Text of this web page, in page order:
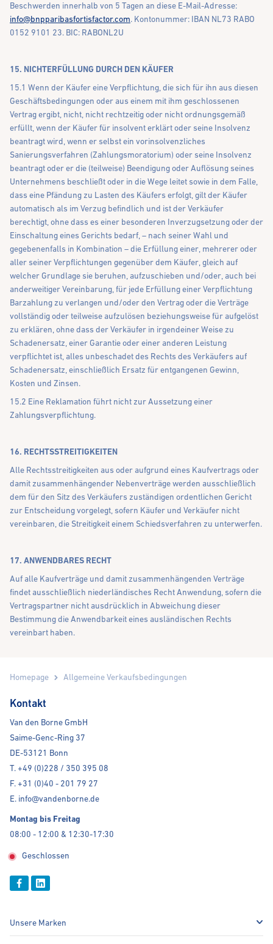
Beschwerden innerhalb von 5 Tagen an diese E-Mail-Adresse:
info@bnpparibasfortisfactor.com. Kontonummer: IBAN NL73 RABO
0152 9101 23. BIC: RABONL2U
15. NICHTERFÜLLUNG DURCH DEN KÄUFER
15.1 Wenn der Käufer eine Verpflichtung, die sich für ihn aus diesen
Geschäftsbedingungen oder aus einem mit ihm geschlossenen
Vertrag ergibt, nicht, nicht rechtzeitig oder nicht ordnungsgemäß
erfüllt, wenn der Käufer für insolvent erklärt oder seine Insolvenz
beantragt wird, wenn er selbst ein vorinsolvenzliches
Sanierungsverfahren (Zahlungsmoratorium) oder seine Insolvenz
beantragt oder er die (teilweise) Beendigung oder Auflösung seines
Unternehmens beschließt oder in die Wege leitet sowie in dem Falle,
dass eine Pfändung zu Lasten des Käufers erfolgt, gilt der Käufer
automatisch als im Verzug befindlich und ist der Verkäufer
berechtigt, ohne dass es einer besonderen Inverzugsetzung oder der
Einschaltung eines Gerichts bedarf, – nach seiner Wahl und
gegebenenfalls in Kombination – die Erfüllung einer, mehrerer oder
aller seiner Verpflichtungen gegenüber dem Käufer, gleich auf
welcher Grundlage sie beruhen, aufzuschieben und/oder, auch bei
anderweitiger Vereinbarung, für jede Erfüllung einer Verpflichtung
Barzahlung zu verlangen und/oder den Vertrag oder die Verträge
vollständig oder teilweise aufzulösen beziehungsweise für aufgelöst
zu erklären, ohne dass der Verkäufer in irgendeiner Weise zu
Schadenersatz, einer Garantie oder einer anderen Leistung
verpflichtet ist, alles unbeschadet des Rechts des Verkäufers auf
Schadenersatz, einschließlich Ersatz für entgangenen Gewinn,
Kosten und Zinsen.
15.2 Eine Reklamation führt nicht zur Aussetzung einer
Zahlungsverpflichtung.
16. RECHTSSTREITIGKEITEN
Alle Rechtsstreitigkeiten aus oder aufgrund eines Kaufvertrags oder
damit zusammenhängender Nebenverträge werden ausschließlich
dem für den Sitz des Verkäufers zuständigen ordentlichen Gericht
zur Entscheidung vorgelegt, sofern Käufer und Verkäufer nicht
vereinbaren, die Streitigkeit einem Schiedsverfahren zu unterwerfen.
17. ANWENDBARES RECHT
Auf alle Kaufverträge und damit zusammenhängenden Verträge
findet ausschließlich niederländisches Recht Anwendung, sofern die
Vertragspartner nicht ausdrücklich in Abweichung dieser
Bestimmung die Anwendbarkeit eines ausländischen Rechts
vereinbart haben.
Homepage Allgemeine Verkaufsbedingungen
Kontakt
Van den Borne GmbH
Saime-Genc-Ring 37
DE-53121 Bonn
T. +49 (0)228 / 350 395 08
F. +31 (0)40 - 201 79 27
E. info@vandenborne.de
Montag bis Freitag
08:00 - 12:00 & 12:30-17:30
Geschlossen
Unsere Marken